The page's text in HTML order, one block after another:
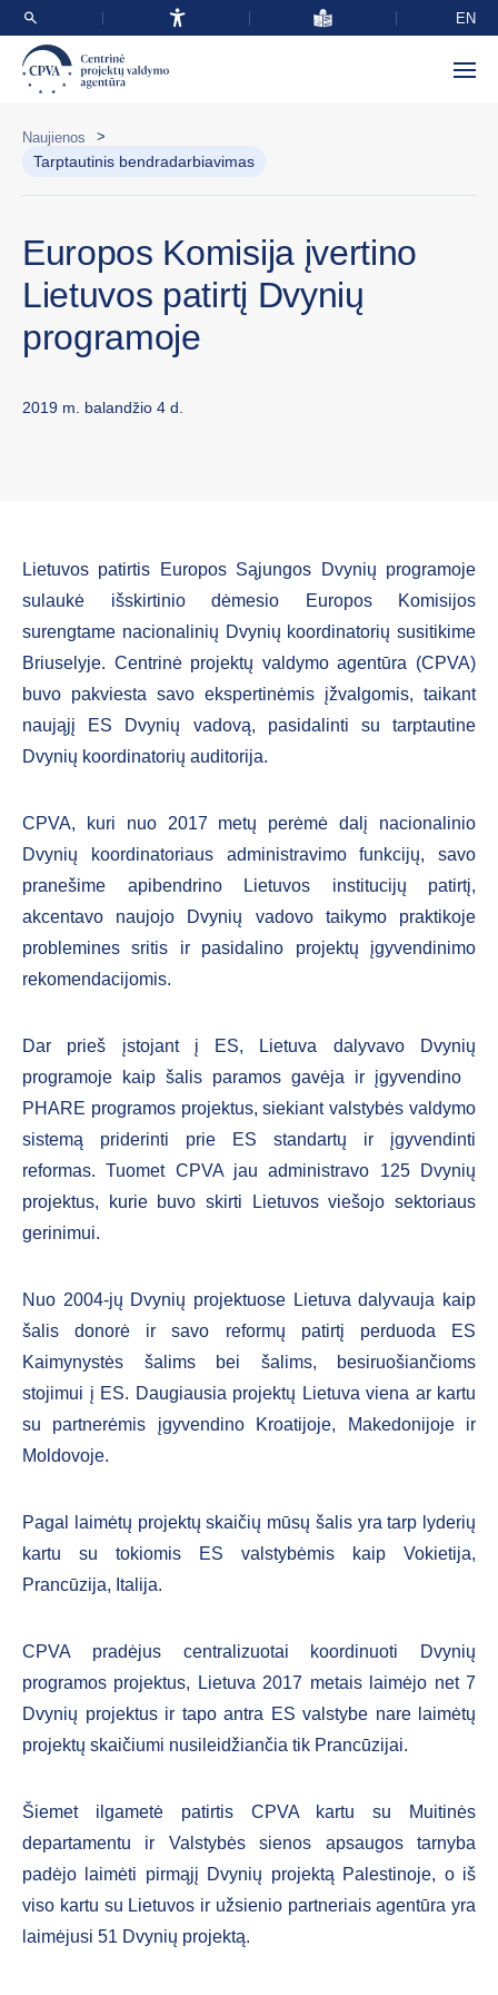
EN
Naujienos >
Tarptautinis bendradarbiavimas
Europos Komisija įvertino
Lietuvos patirtį Dvynių
programoje
2019 m. balandžio 4 d.
Lietuvos patirtis Europos Sąjungos Dvynių programoje
sulaukė išskirtinio dėmesio Europos Komisijos
surengtame nacionalinių Dvynių koordinatorių susitikime
Briuselyje. Centrinė projektų valdymo agentūra (CPVA)
buvo pakviesta savo ekspertinėmis įžvalgomis, taikant
naująjį ES Dvynių vadovą, pasidalinti su tarptautine
Dvynių koordinatorių auditorija.
CPVA, kuri nuo 2017 metų perėmė dalį nacionalinio
Dvynių koordinatoriaus administravimo funkcijų, savo
pranešime apibendrino Lietuvos institucijų patirtį,
akcentavo naujojo Dvynių vadovo taikymo praktikoje
problemines sritis ir pasidalino projektų įgyvendinimo
rekomendacijomis.
Dar prieš įstojant į ES, Lietuva dalyvavo Dvynių
programoje kaip šalis paramos gavėja ir įgyvendino
PHARE programos projektus, siekiant valstybės valdymo
sistemą priderinti prie ES standartų ir įgyvendinti
reformas. Tuomet CPVA jau administravo 125 Dvynių
projektus, kurie buvo skirti Lietuvos viešojo sektoriaus
gerinimui.
Nuo 2004-jų Dvynių projektuose Lietuva dalyvauja kaip
šalis donorė ir savo reformų patirtį perduoda ES
Kaimynystės šalims bei šalims, besiruošiančioms
stojimui į ES. Daugiausia projektų Lietuva viena ar kartu
su partnerėmis įgyvendino Kroatijoje, Makedonijoje ir
Moldovoje.
Pagal laimėtų projektų skaičių mūsų šalis yra tarp lyderių
kartu su tokiomis ES valstybėmis kaip Vokietija,
Prancūzija, Italija.
CPVA pradėjus centralizuotai koordinuoti Dvynių
programos projektus, Lietuva 2017 metais laimėjo net 7
Dvynių projektus ir tapo antra ES valstybe nare laimėtų
projektų skaičiumi nusileidžiančia tik Prancūzijai.
Šiemet ilgametė patirtis CPVA kartu su Muitinės
departamentu ir Valstybės sienos apsaugos tarnyba
padėjo laimėti pirmąjį Dvynių projektą Palestinoje, o iš
viso kartu su Lietuvos ir užsienio partneriais agentūra yra
laimėjusi 51 Dvynių projektą.